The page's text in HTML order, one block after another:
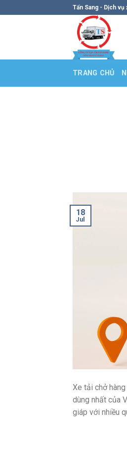
Tấn Sang - Dịch vụ
TRANG CHỦ
18
Jul
Xe tải chở
dùng nhất của
giáp với nhiều